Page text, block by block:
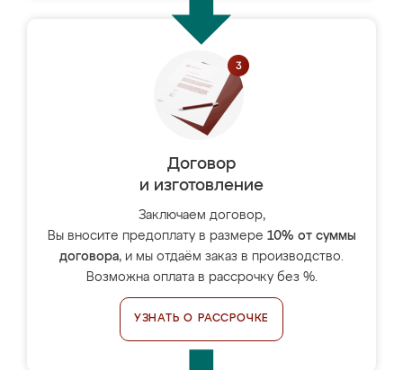
Договор
и изготовление
Заключаем договор,
Вы вносите предоплату в размере 10% от суммы
договора, и мы отдаём заказ в производство.
Возможна оплата в рассрочку без %.
УЗНАТЬ О РАССРОЧКЕ